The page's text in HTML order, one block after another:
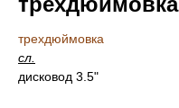
трехдюймовка
сл.
дисковод 3.5"